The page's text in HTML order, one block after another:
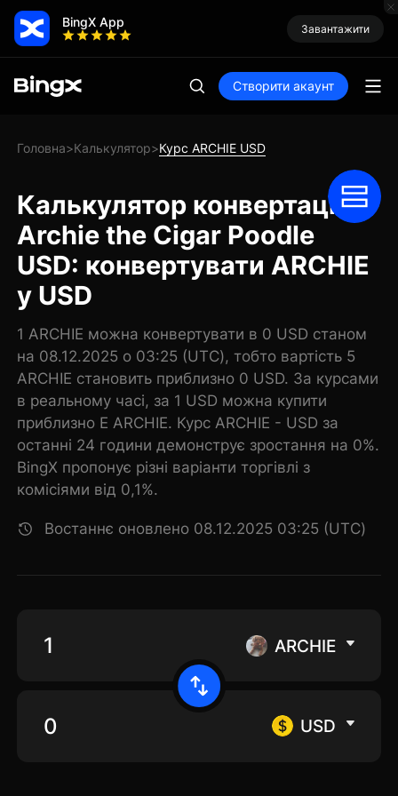
BingX App Завантажити
Створити акаунт
Головна>Калькулятор>Курс ARCHIE USD
Калькулятор конвертації
Archie the Cigar Poodle
USD: конвертувати ARCHIE
у USD
1 ARCHIE можна конвертувати в 0 USD станом
на 08.12.2025 о 03:25 (UTC), тобто вартість 5
ARCHIE становить приблизно 0 USD. За курсами
в реальному часі, за 1 USD можна купити
приблизно E ARCHIE. Курс ARCHIE - USD за
останні 24 години демонструє зростання на 0%.
BingX пропонує різні варіанти торгівлі з
комісіями від 0,1%.
Востаннє оновлено 08.12.2025 03:25 (UTC)
ARCHIE
USD